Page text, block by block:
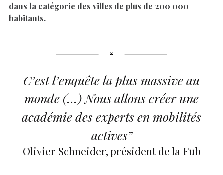
dans la catégorie des villes de plus de 200 000
habitants.
C’est l’enquête la plus massive au
monde (…) Nous allons créer une
académie des experts en mobilités
actives”
Olivier Schneider, président de la Fub